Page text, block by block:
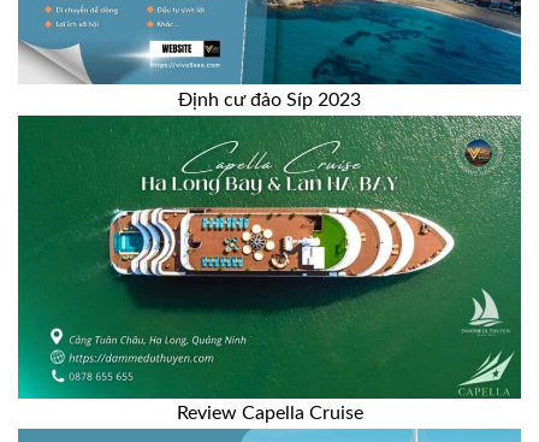
Định cư đảo Síp 2023
Review Capella Cruise